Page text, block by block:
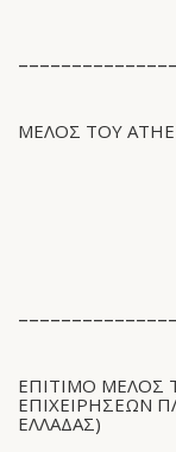
ΜΈΛΟΣ ΤΟΥ
ΕΠΙΤΙΜΟ ΜΕΛΟΣ
ΕΠΙΧΕΙΡΉΣΕΩΝ
ΕΛΛΆΔΑΣ)